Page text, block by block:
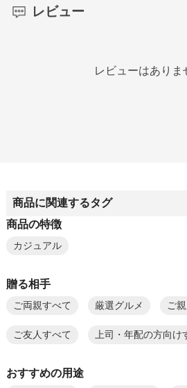
レビュー
レビューはありま
商品に関連するタグ
商品の特徴
カジュアル
贈る相手
ご両親すべて 厳選グルメ ご
ご友人すべて 上司・年配の方向け
おすすめの用途